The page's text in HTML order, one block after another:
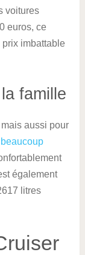
voitures
euros, ce
imbattable
famille
aussi pour
également
litres